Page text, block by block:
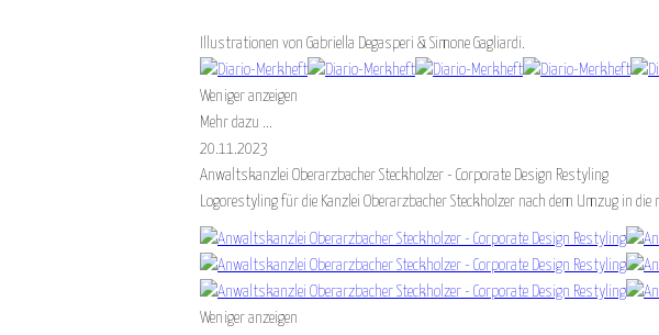
Illustrationen von Gabriella Degasperi & Simone Gagliardi.
Weniger anzeigen
Mehr dazu ...
20.11.2023
Anwaltskanzlei Oberarzbacher Steckholzer - Corporate Design Restyling
Logorestyling für die Kanzlei Oberarzbacher Steckholzer nach dem Umzug in
Weniger anzeigen